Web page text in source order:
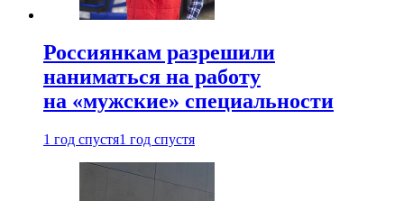
Россиянкам разрешили
наниматься на работу
на «мужские» специальности
1 год спустя1 год спустя